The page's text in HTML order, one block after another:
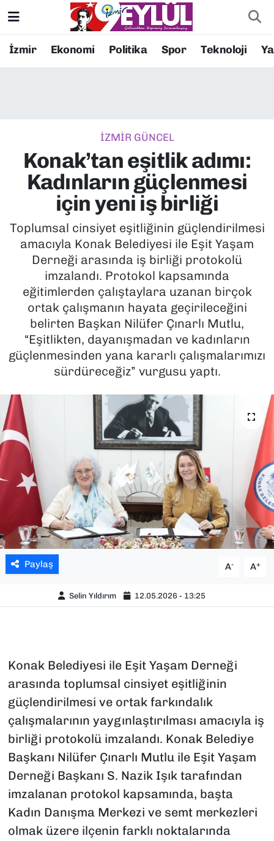
İzmir Ekonomi Politika Spor Teknoloji
İZMİR GÜNCEL
Konak’tan eşitlik adımı:
Kadınların güçlenmesi
için yeni iş birliği
Toplumsal cinsiyet eşitliğinin güçlendirilmesi
amacıyla Konak Belediyesi ile Eşit Yaşam
Derneği arasında iş birliği protokolü
imzalandı. Protokol kapsamında
eğitimlerden çalıştaylara uzanan birçok
ortak çalışmanın hayata geçirileceğini
belirten Başkan Nilüfer Çınarlı Mutlu,
“Eşitlikten, dayanışmadan ve kadınların
güçlenmesinden yana kararlı çalışmalarımızı
sürdüreceğiz” vurgusu yaptı.
Paylaş A- A+
Selin Yıldırım 12.05.2026 - 13:25
Konak Belediyesi ile Eşit Yaşam Derneği
arasında toplumsal cinsiyet eşitliğinin
güçlendirilmesi ve ortak farkındalık
çalışmalarının yaygınlaştırılması amacıyla iş
birliği protokolü imzalandı. Konak Belediye
Başkanı Nilüfer Çınarlı Mutlu ile Eşit Yaşam
Derneği Başkanı S. Nazik Işık tarafından
imzalanan protokol kapsamında, başta
Kadın Danışma Merkezi ve semt merkezleri
olmak üzere ilçenin farklı noktalarında
Resmi İlanlar
EKONOMİ
KÜLTÜR SANAT
MAGAZİN
POLİTİKA
SAĞLIK
SPOR
TEKNOLOJİ
YEREL YÖNETİMLER
Konak Nöbetçi Eczaneler
Süper Lig Puan Durumu ve Fikstür
Tüm Manşetler
Son Dakika Haberleri
Haber Arşivi